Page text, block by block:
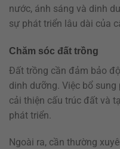
nước, ánh sáng và dinh
sự phát triển lâu dài của
Chăm sóc đất trồng
Đất trồng cần đảm bảo
dinh dưỡng. Việc bổ
cải thiện cấu trúc đất và
phát triển.
Ngoài ra, cần thường